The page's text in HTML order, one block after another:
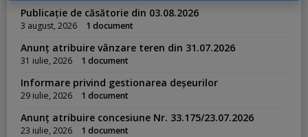
Publicație de căsătorie din 03.08.2026
3 august, 2026 1 document
Anunț atribuire vânzare teren din 31.07.2026
31 iulie, 2026 1 document
Informare privind gestionarea deșeurilor
29 iulie, 2026 1 document
Anunț atribuire concesiune Nr. 33.175/23.07.2026
23 iulie, 2026 1 document